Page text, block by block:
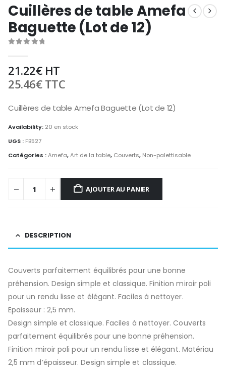
Cuillères de table Amefa
Baguette (Lot de 12)
21.22€HT
25.46€TTC
Cuillères de table Amefa Baguette (Lot de 12)
Availability: 20 en stock
UGS : FB527
Catégories :Amefa,Art de la table, Couverts, Non-palettisable
AJOUTER AU PANIER
DESCRIPTION
Couverts parfaitement équilibrés pour une bonne
préhension. Design simple et classique. Finition miroir poli
pour un rendu lisse et élégant. Faciles à nettoyer.
Epaisseur : 2,5 mm.
Design simple et classique. Faciles à nettoyer. Couverts
parfaitement équilibrés pour une bonne préhension.
Finition miroir poli pour un rendu lisse et élégant. Matériau
2,5 mm d’épaisseur. Design simple et classique.